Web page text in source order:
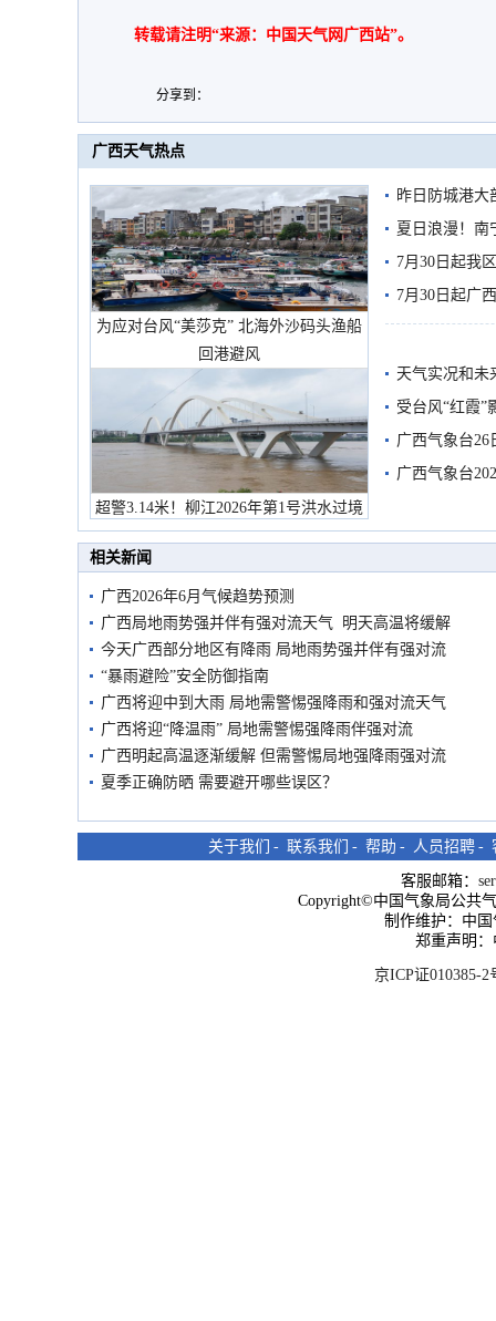
转载请注明“来源：中国天气网广西站”。
分享到：
广西天气热点
为应对台风“美莎克” 北海外沙码头渔船
回港避风
超警3.14米！柳江2026年第1号洪水过境
市民在堤岸见证汛况
昨日防城港大
雨
夏日浪漫！南
7月30日起我
7月30日起广
天气实况和未
受台风“红霞”
有较强降雨
广西气象台26
广西气象台
相关新闻
广西2026年6月气候趋势预测
广西局地雨势强并伴有强对流天气 明天高温将缓解
今天广西部分地区有降雨 局地雨势强并伴有强对流
“暴雨避险”安全防御指南
广西将迎中到大雨 局地需警惕强降雨和强对流天气
广西将迎“降温雨” 局地需警惕强降雨伴强对流
广西明起高温逐渐缓解 但需警惕局地强降雨强对流
夏季正确防晒 需要避开哪些误区？
关于我们 - 联系我们 - 帮助 - 人员招聘 -
客服邮箱：
Copyright©中国气象局公共
制作维护：中
郑重声明
京ICP证010385-2